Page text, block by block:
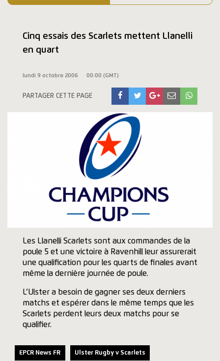
Cinq essais des Scarlets mettent Llanelli
en quart
lundi 9 octobre 2006 00:00 (GMT)
PARTAGER CETTE PAGE
Les Llanelli Scarlets sont aux commandes de la
poule 5 et une victoire à Ravenhill leur assurerait
une qualification pour les quarts de finales avant
même la dernière journée de poule.
L’Ulster a besoin de gagner ses deux derniers
matchs et espérer dans le même temps que les
Scarlets perdent leurs deux matchs pour se
qualifier.
EPCR News FR Ulster Rugby v Scarlets